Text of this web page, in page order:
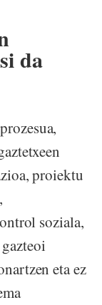
da
proiektu
soziala,
eta ez